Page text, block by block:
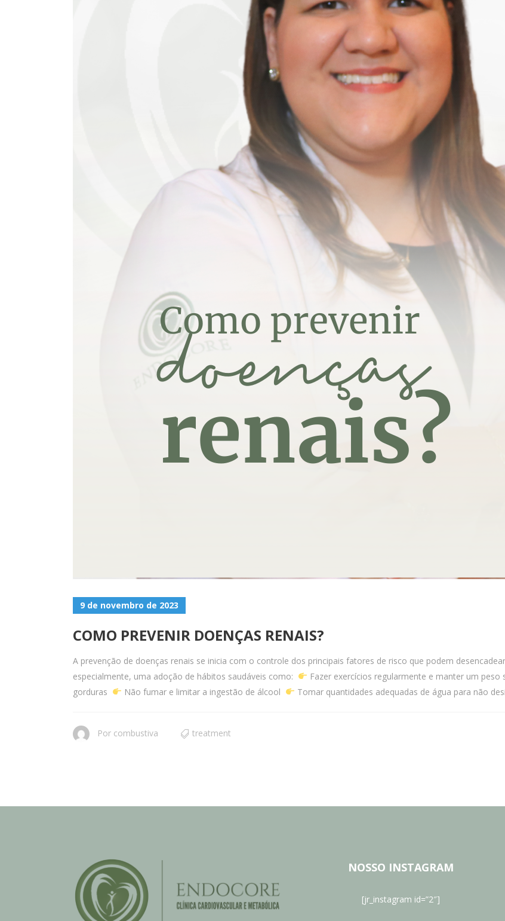
9 de novembro de 2023
COMO PREVENIR DOENÇAS RENAIS?
A prevenção de doenças renais se inicia com o controle dos principais fatores de risco que podem
especialmente, uma adoção de hábitos saudáveis como:
Fazer exercícios regularmente e manter um peso
gorduras
Não fumar e limitar a ingestão de álcool Tomar quantidades adequadas de água para não
Por combustiva treatment
NOSSO INSTAGRAM
[jr_instagram id=”2″]